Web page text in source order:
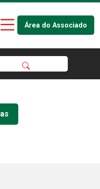
Área do Associado